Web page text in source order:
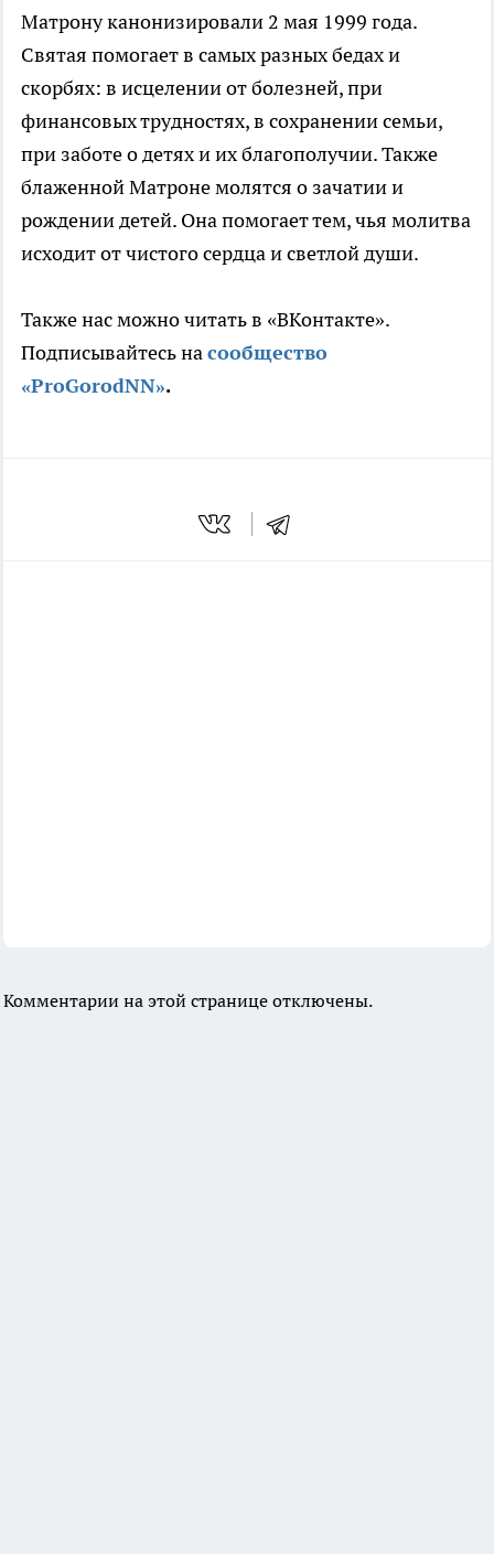
Матрону канонизировали 2 мая 1999 года.
Святая помогает в самых разных бедах и
скорбях: в исцелении от болезней, при
финансовых трудностях, в сохранении семьи,
при заботе о детях и их благополучии. Также
блаженной Матроне молятся о зачатии и
рождении детей. Она помогает тем, чья молитва
исходит от чистого сердца и светлой души.
Также нас можно читать в «ВКонтакте».
Подписывайтесь насообщество
«ProGorodNN».
Комментарии на этой странице отключены.